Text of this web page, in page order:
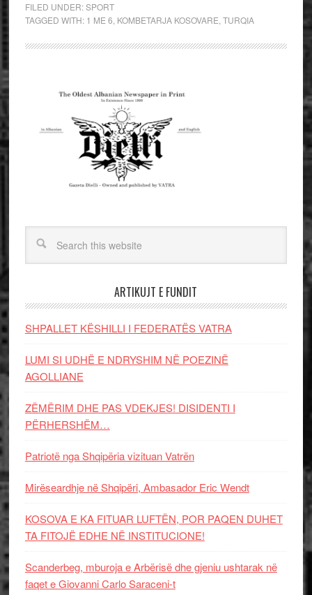
FILED UNDER:SPORT
TAGGED WITH: 1 ME 6 KOMBETARJA KOSOVARE TURQIA
ARTIKUJT E FUNDIT
SHPALLET KËSHILLI I FEDERATËS VATRA
LUMI SI UDHË E NDRYSHIM NË POEZINË
AGOLLIANE
ZËMËRIM DHE PAS VDEKJES! DISIDENTI I
PËRHERSHËM…
Patriotë nga Shqipëria vizituan Vatrën
Mirëseardhje në Shqipëri, Ambasador Eric Wendt
KOSOVA E KA FITUAR LUFTËN, POR PAQEN DUHET
TA FITOJË EDHE NË INSTITUCIONE!
Scanderbeg, mburoja e Arbërisë dhe gjeniu ushtarak në
faqet e Giovanni Carlo Saraceni-t